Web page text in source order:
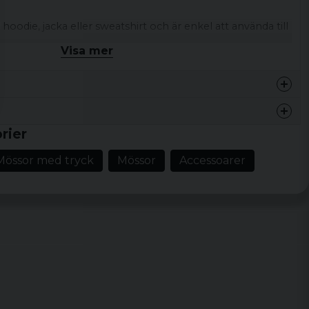
jacka eller sweatshirt och är enkel att använda till
och text
stil
100% akryl, Thinsulate: 65% polypropen 35%
polyester
Visa mer
med tryck Mössor Accessoarer